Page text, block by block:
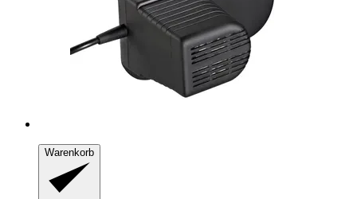
Warenkorb